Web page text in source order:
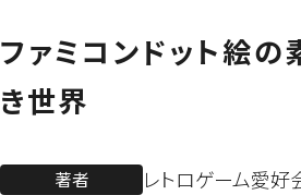
ファミコンドット絵の
き世界
著者 レトロゲーム愛